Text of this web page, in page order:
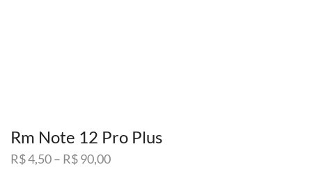
Rm Note 12 Pro Plus
R$4,50– R$90,00Faixa